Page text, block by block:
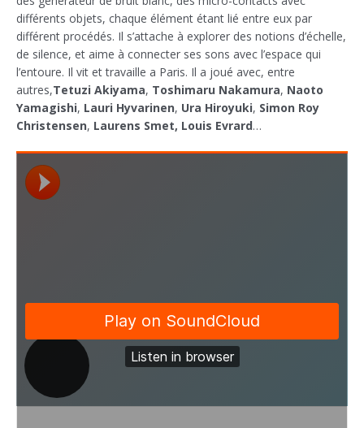
différents objets, chaque élément étant lié entre eux par
différent procédés. Il s’attache à explorer des notions d’échelle,
de silence, et aime à connecter ses sons avec l’espace qui
l’entoure. Il vit et travaille a Paris. Il a joué avec, entre
autres,Tetuzi Akiyama, Toshimaru Nakamura, Naoto
Yamagishi, Lauri Hyvarinen, Ura Hiroyuki, Simon Roy
Christensen, Laurens Smet, Louis Evrard…